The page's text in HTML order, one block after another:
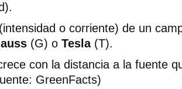
o corriente) de un
(G) o Tesla(T).
con la distancia a la fuente
GreenFacts)